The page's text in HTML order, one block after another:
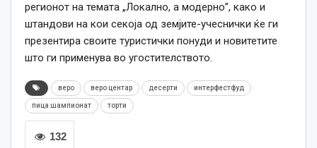
регионот на темата „Локално, а модерно”, како и
штандови на кои секоја од земјите-учеснички ќе ги
презентира своите туристички понуди и новитетите
што ги применува во угостителството.
веро веро центар десерти интерфестфуд
пица шампионат торти
132